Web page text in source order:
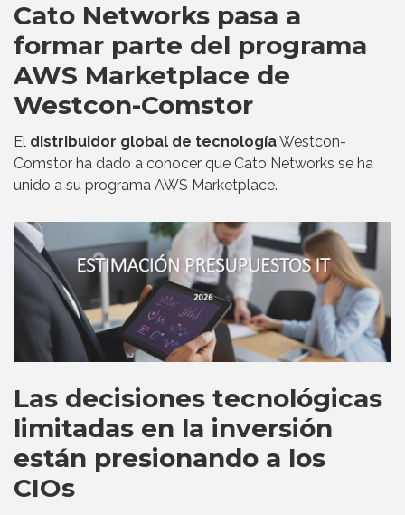
Cato Networks pasa a
formar parte del programa
AWS Marketplace de
Westcon-Comstor
El distribuidor global de tecnologíaWestcon-
Comstor ha dado a conocer que Cato Networks se ha
unido a su programa AWS Marketplace.
Las decisiones tecnológicas
limitadas en la inversión
están presionando a los
CIOs